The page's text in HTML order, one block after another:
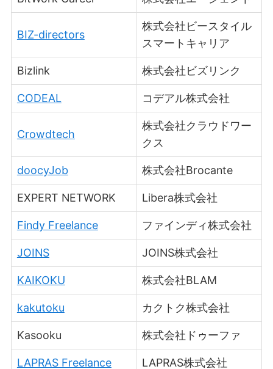
BIZ-directors
株式会社ビースタイル
スマートキャリア
Bizlink 株式会社ビズリンク
CODEAL コデアル株式会社
Crowdtech
株式会社クラウドワー
クス
doocyJob 株式会社Brocante
EXPERT NETWORK Libera株式会社
Findy Freelance ファインディ株式会社
JOINS JOINS株式会社
KAIKOKU 株式会社BLAM
kakutoku カクトク株式会社
Kasooku 株式会社ドゥーファ
LAPRAS Freelance LAPRAS株式会社